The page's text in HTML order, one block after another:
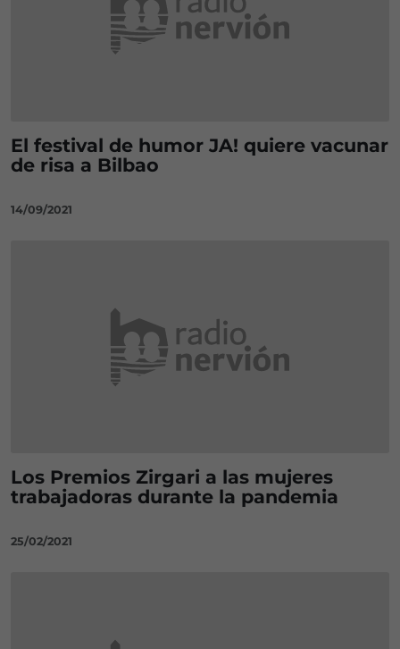
El festival de humor JA! quiere vacunar
de risa a Bilbao
14/09/2021
Los Premios Zirgari a las mujeres
trabajadoras durante la pandemia
25/02/2021